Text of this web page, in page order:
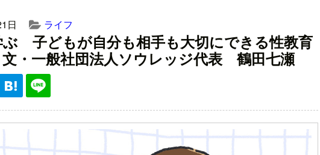
日 ライフ
ぶ 子どもが自分も相手も大切にできる性教育
・一般社団法人ソウレッジ代表 鶴田七瀬